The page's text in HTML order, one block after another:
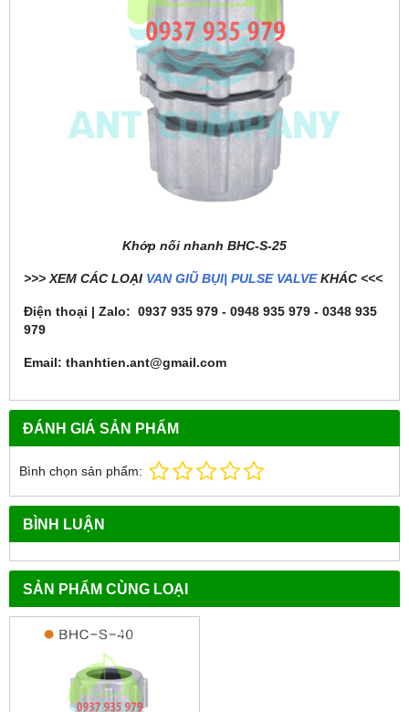
Khớp nối nhanh BHC-S-25
>>> XEM CÁC LOẠI VAN GIŨ BỤI| PULSE VALVEKHÁC <<<
Điện thoại | Zalo: 0937 935 979 - 0948 935 979 - 0348 935
979
Email: thanhtien.ant@gmail.com
ĐÁNH GIÁ SẢN PHẨM
Bình chọn sản phẩm:
BÌNH LUẬN
SẢN PHẨM CÙNG LOẠI